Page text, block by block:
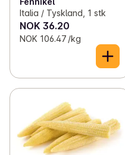
Italia / Tyskland, 1 stk
NOK 36.20
NOK 106.47 /kg